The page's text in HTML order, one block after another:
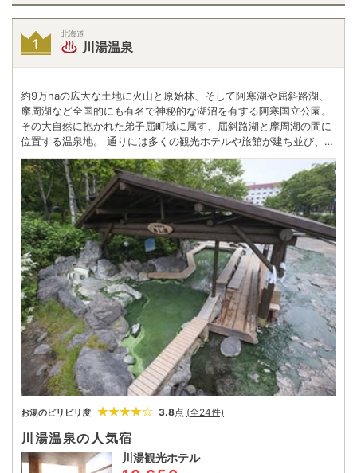
北海道
川湯温泉
約9万haの広大な土地に火山と原始林、そして阿寒湖や屈斜路湖、
摩周湖など全国的にも有名で神秘的な湖沼を有する阿寒国立公園。
その大自然に抱かれた弟子屈町域に属す、屈斜路湖と摩周湖の間に
位置する温泉地。 通りには多くの観光ホテルや旅館が建ち並び、道
東観光の拠点として活気を帯びている。温泉街に一歩足を踏み入れ
ると、硫黄の香りに包まれ温泉気分も高揚。いい雰囲気の足湯も楽
しめる。さらに、冬には温泉街全体に湯煙が立ち込め、雪国の湯旅
緒を感じることができる。 周辺には、丹頂鶴、エゾシカ、キタキツ
ネなどの稀少動物が数多く生息。北海道の大地が育む大自然とかけ
流しの天然温泉がすっぽりと包み込んでくれる。
お湯のピリピリ度 3.8点 (全24件)
川湯温泉の人気宿
川湯観光ホテル